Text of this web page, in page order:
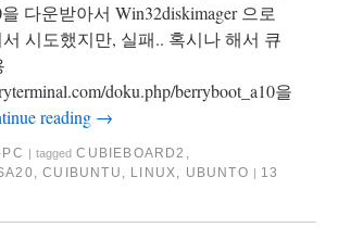
다운받아서 Win32diskimager 으로
시도했지만, 실패.. 혹시나 해서 큐
doku.php/berryboot_a10을
reading →
| tagged CUBIEBOARD2 ,
,CUIBUNTU , LINUX, UBUNTO | 13